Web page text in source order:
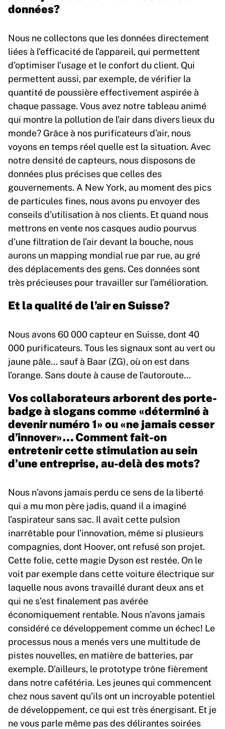
données?
Nous ne collectons que les données directement
liées à l’efficacité de l’appareil, qui permettent
d’optimiser l’usage et le confort du client. Qui
permettent aussi, par exemple, de vérifier la
quantité de poussière effectivement aspirée à
chaque passage. Vous avez notre tableau animé
qui montre la pollution de l’air dans divers lieux du
monde? Grâce à nos purificateurs d’air, nous
voyons en temps réel quelle est la situation. Avec
notre densité de capteurs, nous disposons de
données plus précises que celles des
gouvernements. A New York, au moment des pics
de particules fines, nous avons pu envoyer des
conseils d’utilisation à nos clients. Et quand nous
mettrons en vente nos casques audio pourvus
d’une filtration de l’air devant la bouche, nous
aurons un mapping mondial rue par rue, au gré
des déplacements des gens. Ces données sont
très précieuses pour travailler sur l’amélioration.
Et la qualité de l’air en Suisse?
Nous avons 60 000 capteur en Suisse, dont 40
000 purificateurs. Tous les signaux sont au vert ou
jaune pâle… sauf à Baar (ZG), où on est dans
l’orange. Sans doute à cause de l’autoroute…
Vos collaborateurs arborent des porte-
badge à slogans comme «déterminé à
devenir numéro 1» ou «ne jamais cesser
d’innover»… Comment fait-on
entretenir cette stimulation au sein
d’une entreprise, au-delà des mots?
Nous n’avons jamais perdu ce sens de la liberté
qui a mu mon père jadis, quand il a imaginé
l’aspirateur sans sac. Il avait cette pulsion
inarrêtable pour l’innovation, même si plusieurs
compagnies, dont Hoover, ont refusé son projet.
Cette folie, cette magie Dyson est restée. On le
voit par exemple dans cette voiture électrique sur
laquelle nous avons travaillé durant deux ans et
qui ne s’est finalement pas avérée
économiquement rentable. Nous n’avons jamais
considéré ce développement comme un échec! Le
processus nous a menés vers une multitude de
pistes nouvelles, en matière de batteries, par
exemple. D’ailleurs, le prototype trône fièrement
dans notre cafétéria. Les jeunes qui commencent
chez nous savent qu’ils ont un incroyable potentiel
de développement, ce qui est très énergisant. Et je
ne vous parle même pas des délirantes soirées